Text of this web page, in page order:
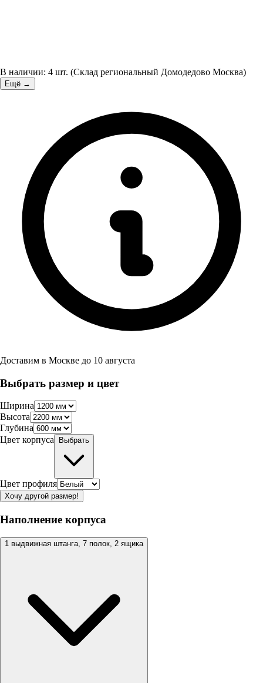
В наличии: 4 шт. (Склад региональный Домодедово Москва)
Ещё →
Доставим в Москве до 10 августа
Выбрать размер и цвет
Ширина
Высота
Глубина
Цвет корпуса
Выбрать
Цвет профиля
Хочу другой размер!
Наполнение корпуса
1 выдвижная штанга, 7 полок, 2 ящика